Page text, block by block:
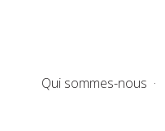
Qui sommes-nous